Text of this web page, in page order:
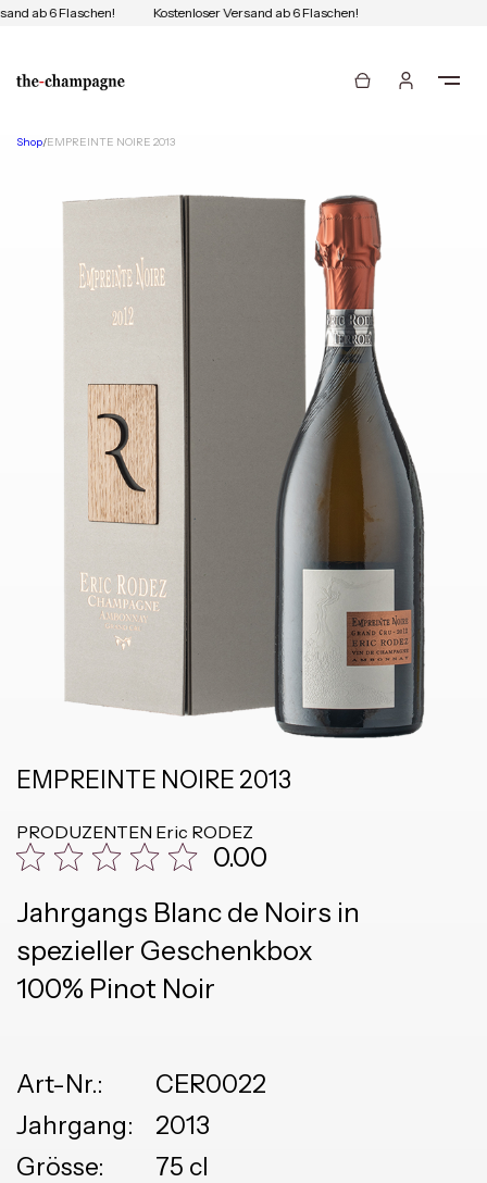
ab 6 Flaschen! Kostenloser Versand ab 6 Flaschen!
Shop/EMPREINTE NOIRE 2013
EMPREINTE NOIRE 2013
PRODUZENTEN Eric RODEZ
0.00
Jahrgangs Blanc de Noirs in
spezieller Geschenkbox
100% Pinot Noir
Art-Nr.:
CER0022
Jahrgang:
2013
Grösse:
75 cl